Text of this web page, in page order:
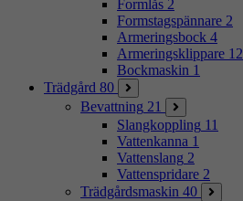
Formlås 2
Formstagspännare 2
Armeringsbock 4
Armeringsklippare 12
Bockmaskin 1
Trädgård 80
Bevattning 21
Slangkoppling 11
Vattenkanna 1
Vattenslang 2
Vattenspridare 2
Trädgårdsmaskin 40